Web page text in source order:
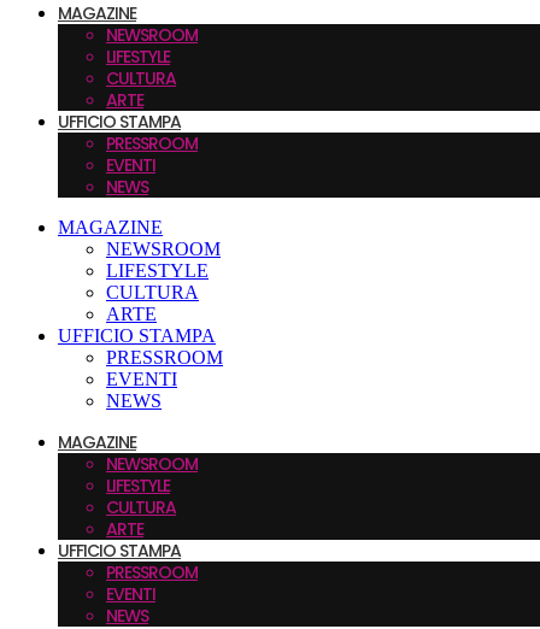
MAGAZINE
NEWSROOM
LIFESTYLE
CULTURA
ARTE
UFFICIO STAMPA
PRESSROOM
EVENTI
NEWS
MAGAZINE
NEWSROOM
LIFESTYLE
CULTURA
ARTE
UFFICIO STAMPA
PRESSROOM
EVENTI
NEWS
MAGAZINE
NEWSROOM
LIFESTYLE
CULTURA
ARTE
UFFICIO STAMPA
PRESSROOM
EVENTI
NEWS